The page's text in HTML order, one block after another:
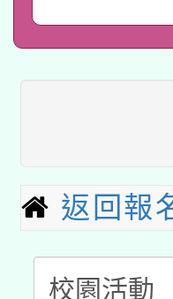
師專業
文教學
件」
教育部
年度
接種之
月28日
本市
宣導
管道加
115年
桃園市
開 智
2026
「
關事宜
轉知教
返回報